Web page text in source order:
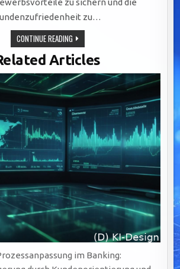
zu…
CONTINUE READINGPROZESS-
MONITORING
IM
BANKING:
EFFIZIENZ
STEIGERN
UND
KUNDENZUFRIEDENHEIT
DURCH
TRANSPARENZ
Articles
im Banking: